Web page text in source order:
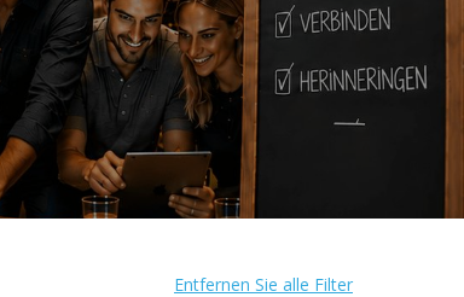
Entfernen Sie alle Filter